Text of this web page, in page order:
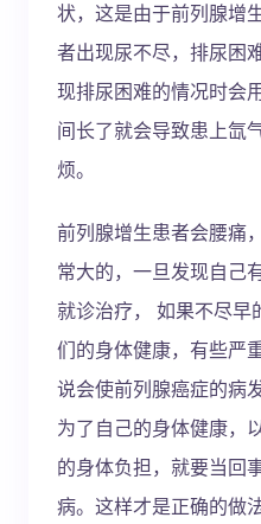
状，这是由于前列腺增
者出现尿不尽，排尿困
现排尿困难的情况时会
间长了就会导致患上氙
烦。
前列腺增生患者会腰痛
常大的，一旦发现自己
就诊治疗， 如果不尽早
们的身体健康，有些严
说会使前列腺癌症的病
为了自己的身体健康，
的身体负担，就要当回
病。这样才是正确的做法